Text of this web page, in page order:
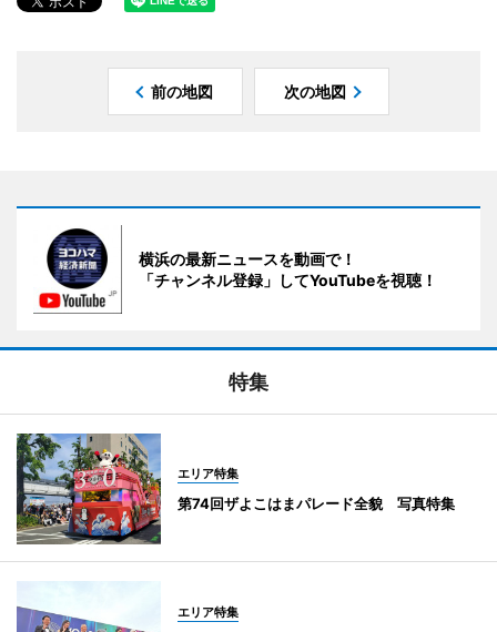
前の地図 次の地図
横浜の最新ニュースを動画で！
「チャンネル登録」してYouTubeを視聴！
特集
エリア特集
第74回ザよこはまパレード全貌 写真特集
エリア特集